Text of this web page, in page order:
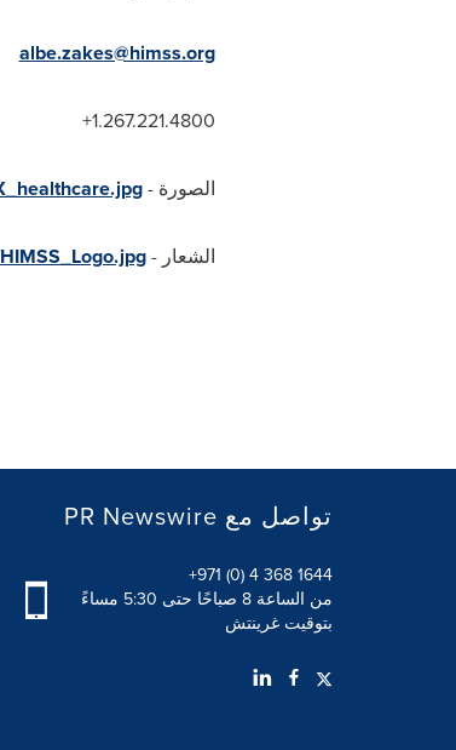
albe.zakes@himss.org
1.267.221.4800+
الصورة -
الشعار -
PR Newswire تواصل مع
+971 (0) 4 368 1644
من الساعة 8 صباحًا حتى 5:30 مساءً
بتوقيت غرينتش